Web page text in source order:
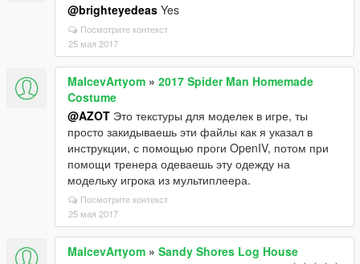
@brighteyedeas Yes
Посмотрите контекст
25 мая 2017
MalcevArtyom » 2017 Spider Man Homemade
Costume
@AZOT Это текстуры для моделек в игре, ты
просто закидываешь эти файлы как я указал в
инструкции, с помощью проги OpenIV, потом при
помощи тренера одеваешь эту одежду на
модельку игрока из мультиплеера.
Посмотрите контекст
25 мая 2017
MalcevArtyom » Sandy Shores Log House